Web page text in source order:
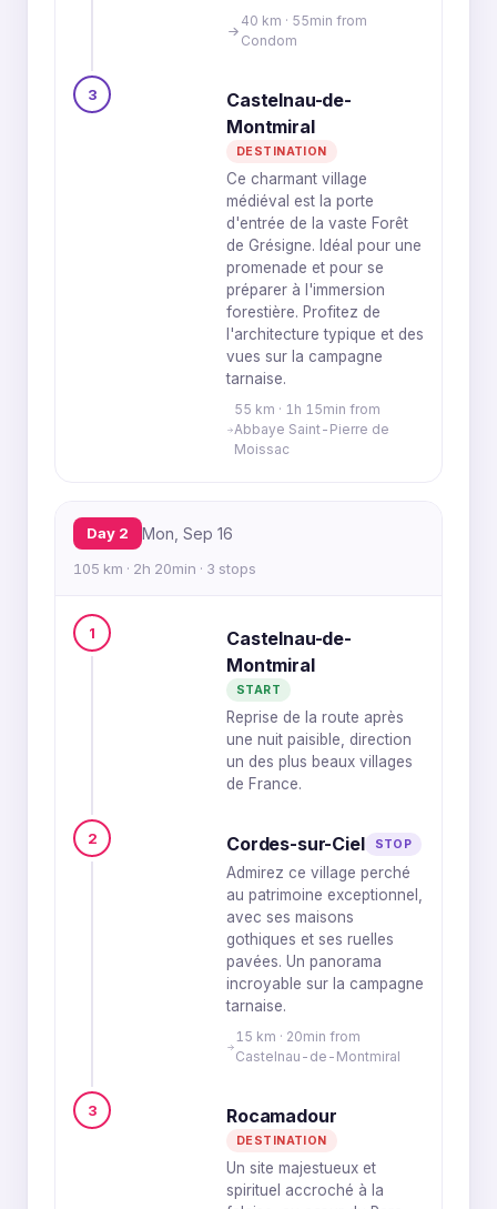
40 km · 55min from
Condom
3
Castelnau-de-
Montmiral
DESTINATION
Ce charmant village
médiéval est la porte
d'entrée de la vaste Forêt
de Grésigne. Idéal pour une
promenade et pour se
préparer à l'immersion
forestière. Profitez de
l'architecture typique et des
vues sur la campagne
tarnaise.
55 km · 1h 15min from
Abbaye Saint-Pierre de
Moissac
Day 2 Mon, Sep 16
105 km · 2h 20min · 3 stops
1
Castelnau-de-
Montmiral
START
Reprise de la route après
une nuit paisible, direction
un des plus beaux villages
de France.
2 Cordes-sur-Ciel STOP
Admirez ce village perché
au patrimoine exceptionnel,
avec ses maisons
gothiques et ses ruelles
pavées. Un panorama
incroyable sur la campagne
tarnaise.
15 km · 20min from
Castelnau-de-Montmiral
3 Rocamadour
DESTINATION
Un site majestueux et
spirituel accroché à la